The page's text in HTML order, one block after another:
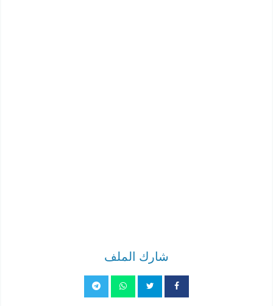
شارك الملف